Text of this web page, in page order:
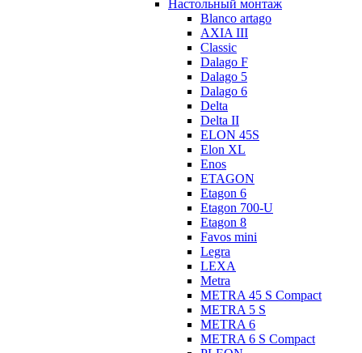
Настольный монтаж
Blanco artago
AXIA III
Classic
Dalago F
Dalago 5
Dalago 6
Delta
Delta II
ELON 45S
Elon XL
Enos
ETAGON
Etagon 6
Etagon 700-U
Etagon 8
Favos mini
Legra
LEXA
Metra
METRA 45 S Compact
METRA 5 S
METRA 6
METRA 6 S Compact